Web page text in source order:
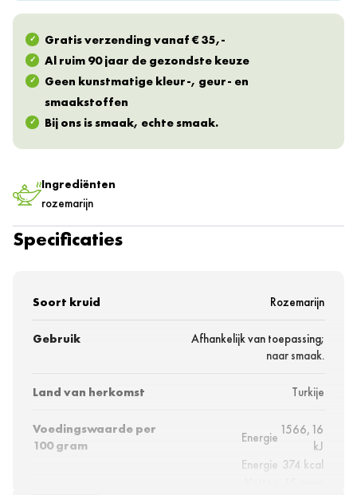
Gratis verzending vanaf € 35,-
Al ruim 90 jaar de gezondste keuze
Geen kunstmatige kleur-, geur- en
smaakstoffen
Bij ons is smaak, echte smaak.
Ingrediënten
rozemarijn
Specificaties
Soort kruid Rozemarijn
Gebruik
Afhankelijk van toepassing;
naar smaak.
Land van herkomst Turkije
Voedingswaarde per
100 gram
Energie
1566,16
kJ
Energie 374 kcal